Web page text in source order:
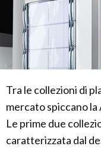
Tra le collezioni di
mercato spiccano
Le prime due
caratterizzata dal